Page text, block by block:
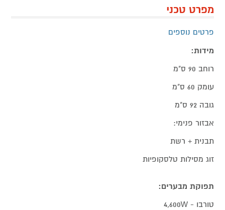
מפרט טכני
פרטים נוספים
מידות:
רוחב 90 ס"מ
עומק 60 ס"מ
גובה 92 ס"מ
אבזור פנימי:
תבנית + רשת
זוג מסילות טלסקופיות
תפוקת מבערים:
טורבו - 4,600W